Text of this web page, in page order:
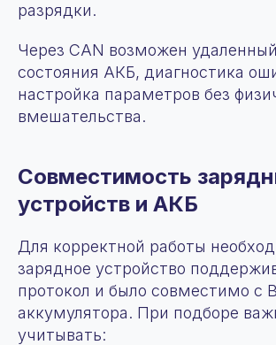
разрядки.
Через CAN возможен
состояния АКБ, диагностика
настройка параметров без
вмешательства.
Совместимость
устройств и АКБ
Для корректной работы
зарядное устройство
протокол и было совместимо с
аккумулятора. При подборе
учитывать: